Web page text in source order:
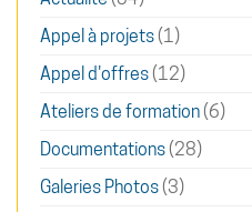
Appel à projets(1)
Appel d'offres(12)
Ateliers de formation(6)
Documentations(28)
Galeries Photos(3)